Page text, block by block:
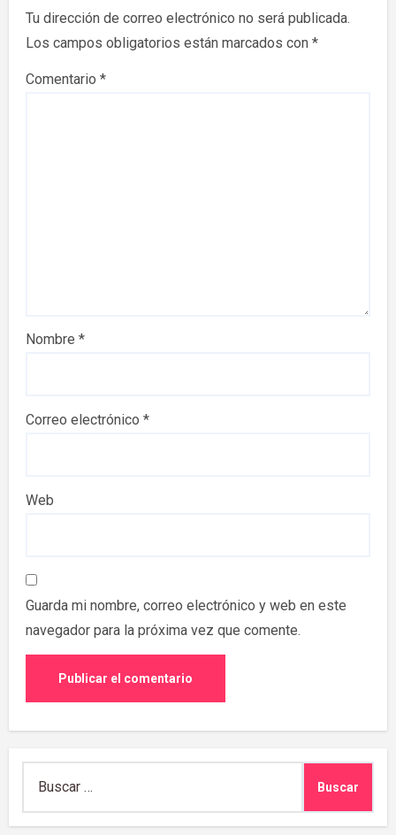
Tu dirección de correo electrónico no será publicada.
Los campos obligatorios están marcados con *
Comentario *
Nombre *
Correo electrónico *
Web
Guarda mi nombre, correo electrónico y web en este
navegador para la próxima vez que comente.